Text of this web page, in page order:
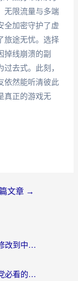
无限流量与多端
全加密守护了虚
旅途无忧。选择
掉线崩溃的副
去式。此刻，
依然能听清彼此
真正的游戏无
文章 →
在意大利用小红书怎么把定位修改到中国国内？3个实用技巧+1个靠谱工具帮你搞定
咪咕体育在香港用不了？海外党必看的回国加速器选择指南（附3个真实场景解决方案）